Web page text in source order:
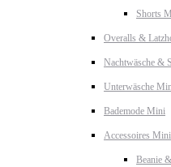
Shorts
Overalls &
Nachtwäsche &
Unterwäsche
Bademode Mini
Accessoires Mini
Beanie